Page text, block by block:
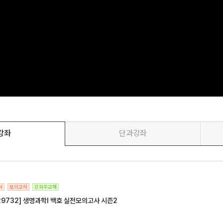
좌 단과강좌
모의고사 강좌주교재
생명과학l 백호 실전모의고사 시즌2